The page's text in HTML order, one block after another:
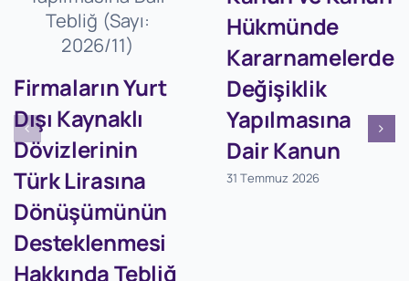
Firmaların Yurt
Dışı Kaynaklı
Dövizlerinin
Türk Lirasına
Dönüşümünün
Desteklenmesi
Hakkında Tebliğ
Hükmünde
Kararnamelerde
Değişiklik
Yapılmasına
Dair Kanun
31 Temmuz 2026